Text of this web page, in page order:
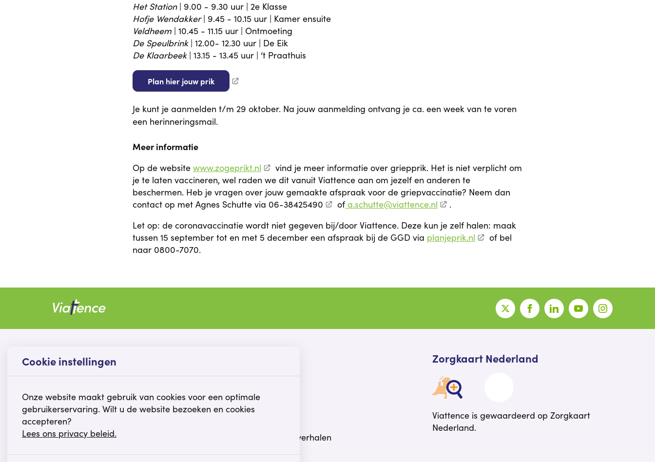
Het Station| 9.00 - 9.30 uur | 2e Klasse
Hofje Wendakker| 9.45 - 10.15 uur | Kamer ensuite
Veldheem | 10.45 - 11.15 uur | Ontmoeting
De Speulbrink | 12.00- 12.30 uur | De Eik
De Klaarbeek| 13.15 - 13.45 uur | ‘t Praathuis
Plan hier jouw prik
Je kunt je aanmelden t/m 29 oktober. Na jouw aanmelding ontvang je ca. een week van te voren
een herinneringsmail.
Meer informatie
Op de website www.zogeprikt.nl
vind je meer informatie over griepprik. Het is niet verplicht om
je te laten vaccineren, wel raden we dit vanuit Viattence aan om jezelf en anderen te
beschermen. Heb je vragen over jouw gemaakte afspraak voor de griepvaccinatie? Neem dan
contact op met Agnes Schutte via 06-38425490 ofa.schutte@viattence.nl
.
Let op: de coronavaccinatie wordt niet gegeven bij/door Viattence. Deze kun je zelf halen: maak
tussen 15 september tot en met 5 december een afspraak bij de GGD via planjeprik.nl
of bel
naar 0800-7070.
Contact
Korte Veenteweg 9C
8161 PC Epe
0578 - 668 449
clientadvies@viattence.nl
Contact
Home
Privacy
Persoonlijke verhalen
Zorgkaart Nederland
Viattence is gewaardeerd op Zorgkaart
Nederland.
Cookie instellingen
Onze website maakt gebruik van cookies voor een optimale
gebruikerservaring. Wilt u de website bezoeken en cookies
accepteren?
Lees ons privacy beleid.